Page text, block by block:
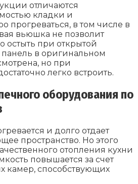
отличаются
кладки и
прогреваться, в том числе в
вьюшка не позволит
остыть при открытой
панель в оригинальном
но при
легко встроить.
оборудования по
и долго отдает
пространство. Но этого
отопления кухни
повышается за счет
камер, способствующих